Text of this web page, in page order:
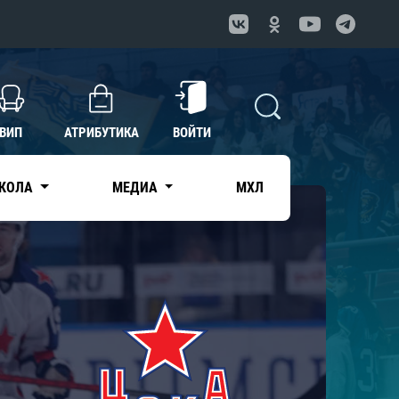
ВИП АТРИБУТИКА ВОЙТИ
МЕДИА МХЛ